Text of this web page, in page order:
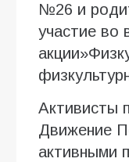
№26 и
участие во
Активисты
Движение
активными